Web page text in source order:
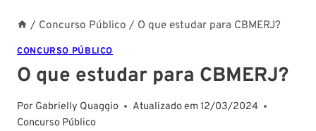
/ Concurso Público / O que estudar para CBMERJ?
CONCURSO PÚBLICO
O que estudar para CBMERJ?
Por Gabrielly Quaggio Atualizado em 12/03/2024
Concurso Público